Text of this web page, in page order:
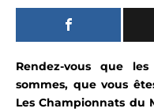
Rendez-vous que
sommes, que vous
Les Championnats du